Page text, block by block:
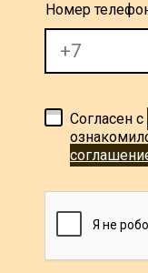
Номер
Согласен с